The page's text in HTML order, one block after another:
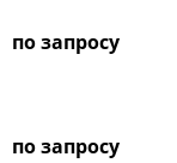
по запросу
по запросу